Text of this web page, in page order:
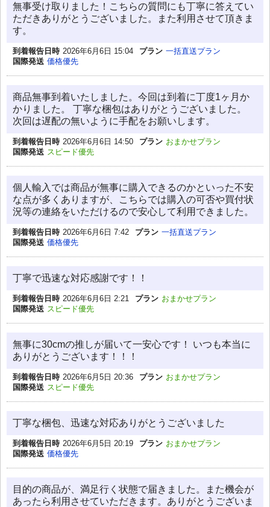
無事受け取りました！こちらの質問にも丁寧に答えてい
ただきありがとうございました。また利用させて頂きま
す。
到着報告日時 2026年6月6日 15:04 プラン 一括直送プラン
国際発送 価格優先
商品無事到着いたしました。今回は到着に丁度1ヶ月か
かりました。 丁寧な梱包はありがとうございました。
次回は遅配の無いように手配をお願いします。
到着報告日時 2026年6月6日 14:50 プラン おまかせプラン
国際発送 スピード優先
個人輸入では商品が無事に購入できるのかといった不安
な点が多くありますが、こちらでは購入の可否や買付状
況等の連絡をいただけるので安心して利用できました。
到着報告日時 2026年6月6日 7:42 プラン 一括直送プラン
国際発送 価格優先
丁寧で迅速な対応感謝です！！
到着報告日時 2026年6月6日 2:21 プラン おまかせプラン
国際発送 スピード優先
無事に30cmの推しが届いて一安心です！ いつも本当に
ありがとうございます！！！
到着報告日時 2026年6月5日 20:36 プラン おまかせプラン
国際発送 スピード優先
丁寧な梱包、迅速な対応ありがとうございました
到着報告日時 2026年6月5日 20:19 プラン おまかせプラン
国際発送 価格優先
目的の商品が、満足行く状態で届きました。また機会が
あったら利用させていただきます。ありがとうございま